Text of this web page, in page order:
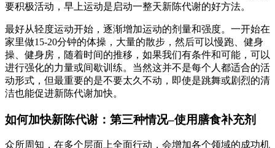
要积极活动，早上运动是启动一整天新陈代谢的好方法。
最好从轻度运动开始，逐渐增加运动的剂量和强度。一开始在
家里做15-20分钟的体操，大量的散步，然后可以慢跑、健身
操、健身房，随着时间的推移，如果我们有条件和可能，可以
进行强化的力量或间歇训练。当然这并不是每个人都适合的活
动形式，但最重要的是不要太久不动，即使是跳舞或剧烈的清
洁也能促进新陈代谢加快。
如何加快新陈代谢：第三种情况–使用膳食补充剂
众所周知，在多个层面上全面行动，会增加各个领域的成功机